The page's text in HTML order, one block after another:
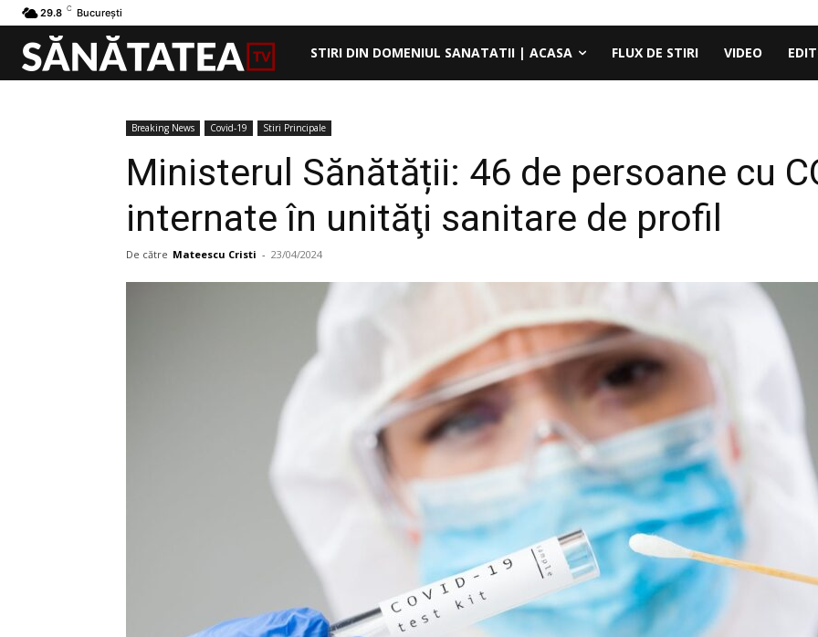
29.8 C București
STIRI DIN DOMENIUL SANATATII | ACASA FLUX DE STIRI VIDEO
Breaking News Covid-19 Stiri Principale
Ministerul Sănătății: 46 de persoane cu
internate în unităţi sanitare de profil
De către Mateescu Cristi - 23/04/2024